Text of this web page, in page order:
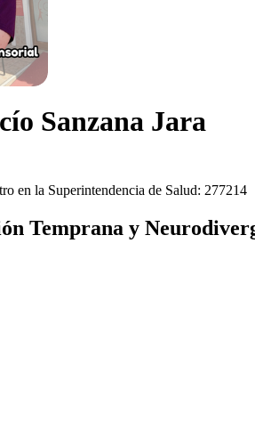
Sanzana Jara
en la Superintendencia de Salud: 277214
Temprana y